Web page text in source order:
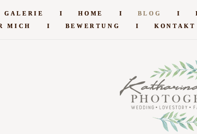
GALERIE I HOME I BLOG I
MICH
I BEWERTUNG I KONTAKT
GALERIE I HOME I BLOG I
MICH
I BEWERTUNG I KONTAKT